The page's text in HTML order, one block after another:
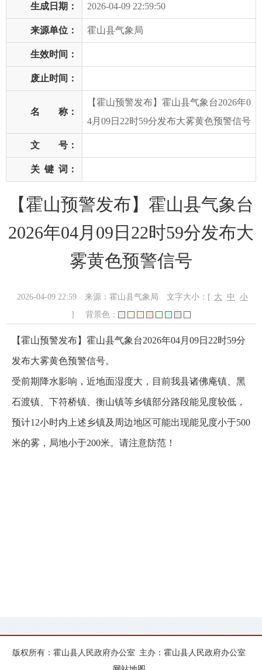
生成日期： 2026-04-09 22:59:50
来源单位： 霍山县气象局
生效时间：
废止时间：
名 称：
【霍山预警发布】霍山县气象台2026年0
4月09日22时59分发布大雾黄色预警信号
文 号：
关 键 词：
【霍山预警发布】霍山县气象台
2026年04月09日22时59分发布大
雾黄色预警信号
2026-04-09 22:59 来源：霍山县气象局 文字大小：[ 大 中
小
]
背景色：
【霍山预警发布】霍山县气象台2026年04月09日22时59分
发布大雾黄色预警信号。
受前期降水影响，近地面湿度大，目前我县诸佛庵镇、黑
石渡镇、下符桥镇、衡山镇等乡镇部分路段能见度较低，
预计12小时内上述乡镇及周边地区可能出现能见度小于500
米的雾，局地小于200米。请注意防范！
版权所有：霍山县人民政府办公室 主办：霍山县人民政府办公室